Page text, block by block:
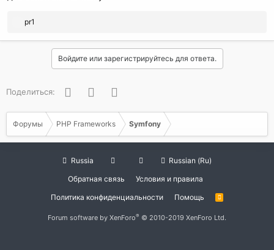
Р
а
pr1
Войдите или зарегистрируйтесь для ответа.
Поделиться: FacebookTwitter
Форумы PHP Frameworks Symfony
Russia
Russian (Ru)
Обратная связь
Условия и правила
Политика конфиденциальности
Помощь
R
Forum software by XenForo® © 2010-2019 XenForo Ltd.